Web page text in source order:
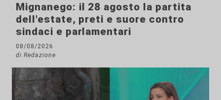
Mignanego: il 28 agosto la partita
dell'estate, preti e suore contro
sindaci e parlamentari
08/08/2026
di Redazione